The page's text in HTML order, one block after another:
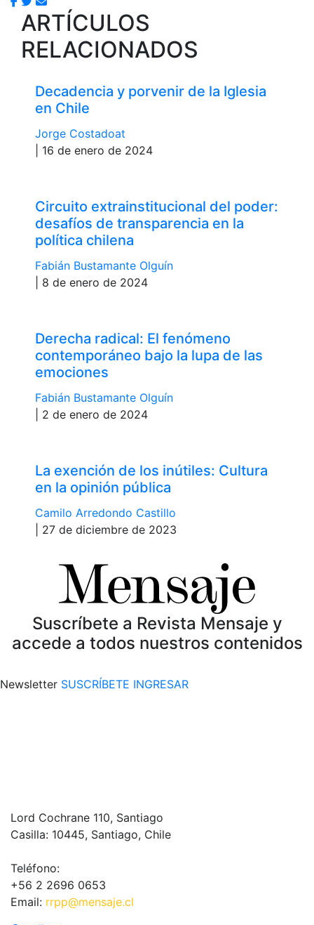
ARTÍCULOS
RELACIONADOS
Decadencia y porvenir de la Iglesia
en Chile
Jorge Costadoat
| 16 de enero de 2024
Circuito extrainstitucional del poder:
desafíos de transparencia en la
política chilena
Fabián Bustamante Olguín
| 8 de enero de 2024
Derecha radical: El fenómeno
contemporáneo bajo la lupa de las
emociones
Fabián Bustamante Olguín
| 2 de enero de 2024
La exención de los inútiles: Cultura
en la opinión pública
Camilo Arredondo Castillo
| 27 de diciembre de 2023
Suscríbete a Revista Mensaje y
accede a todos nuestros contenidos
Newsletter SUSCRÍBETE INGRESAR
Lord Cochrane 110, Santiago
Casilla: 10445, Santiago, Chile
Teléfono:
+56 2 2696 0653
Email: rrpp@mensaje.cl